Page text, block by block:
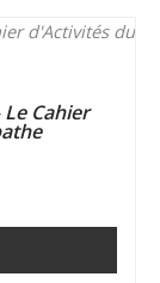
Cahier